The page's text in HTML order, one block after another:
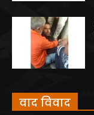
वाद विवाद